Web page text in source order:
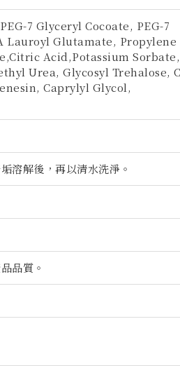
7 Glyceryl Cocoate, PEG-7
Lauroyl Glutamate, Propylene
Acid,Potassium
Urea, Glycosyl Trehalose,
Caprylyl Glycol,
溶解後，再以清水洗淨。
品質。